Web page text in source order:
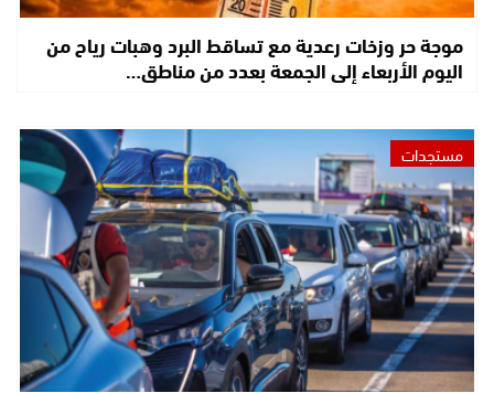
موجة حر وزخات رعدية مع تساقط البرد وهبات رياح من
اليوم الأربعاء إلى الجمعة بعدد من مناطق…
مستجدات